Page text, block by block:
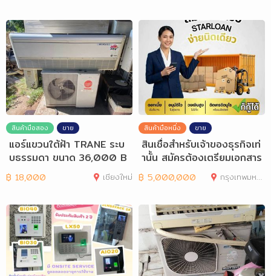
สินค้ามือสอง ขาย
แอร์แขวนใต้ฝ้า TRANE ระบ
บธรรมดา ขนาด 36,000 B
TU.
฿ 18,000 เชียงใหม่
สินค้ามือหนึ่ง ขาย
สินเชื่อสำหรับเจ้าของธุรกิจเท่
านั้น สมัครต้องเตรียมเอกสาร
อะ
฿ 5,000,000 กรุงเทพมหานคร